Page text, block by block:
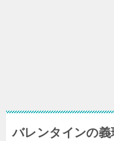
バレンタインの